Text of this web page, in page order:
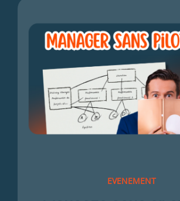
EVENEMENT